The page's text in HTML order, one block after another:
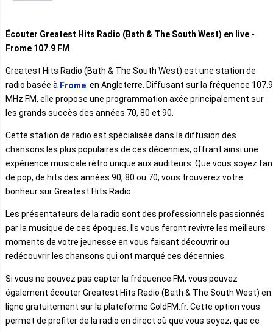
Écouter Greatest Hits Radio (Bath & The South West) en live -
Frome 107.9 FM
Greatest Hits Radio (Bath & The South West) est une station de
radio basée à Frome . en Angleterre. Diffusant sur la fréquence 107.9
MHz FM, elle propose une programmation axée principalement sur
les grands succès des années 70, 80 et 90.
Cette station de radio est spécialisée dans la diffusion des
chansons les plus populaires de ces décennies, offrant ainsi une
expérience musicale rétro unique aux auditeurs. Que vous soyez fan
de pop, de hits des années 90, 80 ou 70, vous trouverez votre
bonheur sur Greatest Hits Radio.
Les présentateurs de la radio sont des professionnels passionnés
par la musique de ces époques. Ils vous feront revivre les meilleurs
moments de votre jeunesse en vous faisant découvrir ou
redécouvrir les chansons qui ont marqué ces décennies.
Si vous ne pouvez pas capter la fréquence FM, vous pouvez
également écouter Greatest Hits Radio (Bath & The South West) en
ligne gratuitement sur la plateforme GoldFM.fr. Cette option vous
permet de profiter de la radio en direct où que vous soyez, que ce